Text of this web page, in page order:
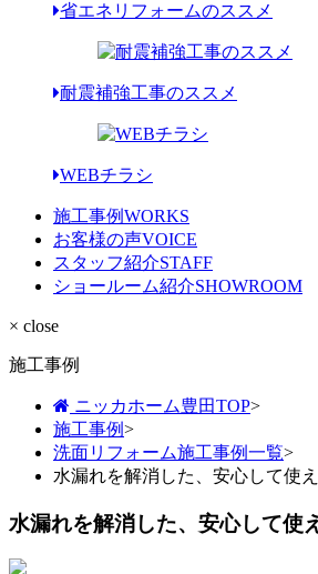
省エネリフォームのススメ
耐震補強工事のススメ
WEBチラシ
施工事例WORKS
お客様の声VOICE
スタッフ紹介STAFF
ショールーム紹介SHOWROOM
× close
施工事例
ニッカホーム豊田TOP>
施工事例>
洗面リフォーム施工事例一覧>
水漏れを解消した、安心して使
水漏れを解消した、安心して使